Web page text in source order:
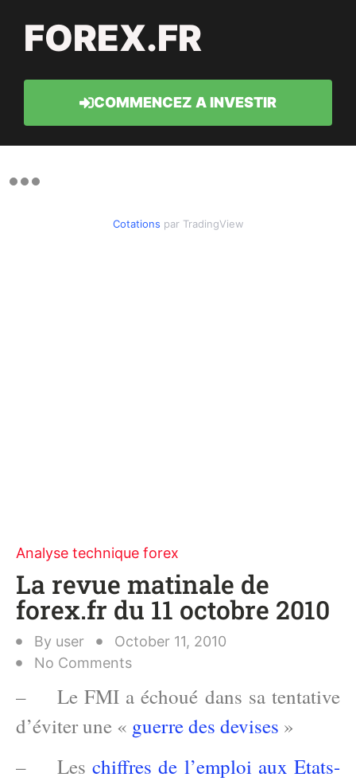
FOREX.FR
COMMENCEZ A INVESTIR
Cotations par TradingView
Analyse technique forex
La revue matinale de
forex.fr du 11 octobre 2010
By user
October 11, 2010
No Comments
– Le FMI a échoué dans sa tentative
d’éviter une « guerre des devises »
– Leschiffres de l’emploi aux Etats-